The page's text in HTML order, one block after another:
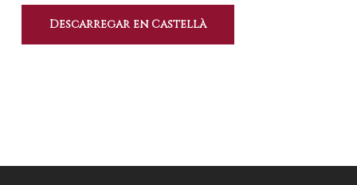
Descarregar en Castellà